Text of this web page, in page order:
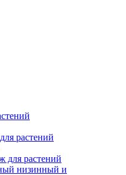
растений
для растений
низинный и